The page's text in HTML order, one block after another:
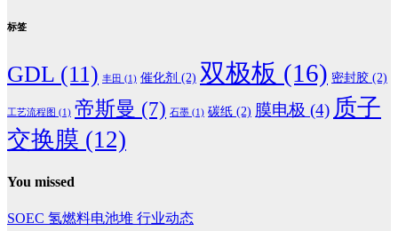
标签
GDL (11) 丰田 (1) 催化剂 (2) 双极板 (16) 密封胶 (2)
工艺流程图 (1) 帝斯曼 (7) 石墨 (1) 碳纸 (2) 膜电极 (4) 质子
交换膜 (12)
You missed
SOEC 氢燃料电池堆 行业动态